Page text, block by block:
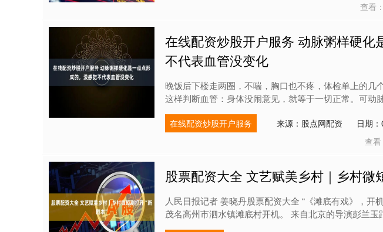
查看：
在线配资炒股开户服务 动脉粥样硬化
不代表血管没变化
晚饭后下楼走两圈，不喘，胸口也不疼，体检单上的几
这样判断血管：身体没闹意见，就等于一切正常。可动
在线配资炒股开户服务 来源：股点网配资
日期
查看
股票配资大全 文艺赋美乡村｜乡村微
人民日报记者 姜晓丹股票配资大全 “《滩底有戏》，开
茂名高州市泗水镇滩底村开机。 来自北京的导演彭兰玉